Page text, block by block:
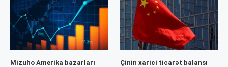
Mizuho Amerika bazarları
Çinin xarici ticarət balansı